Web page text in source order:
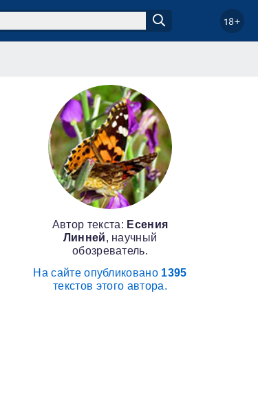
18+
Автор текста: Есения
Линней, научный
обозреватель.
На сайте опубликовано 1395
текстов этого автора.